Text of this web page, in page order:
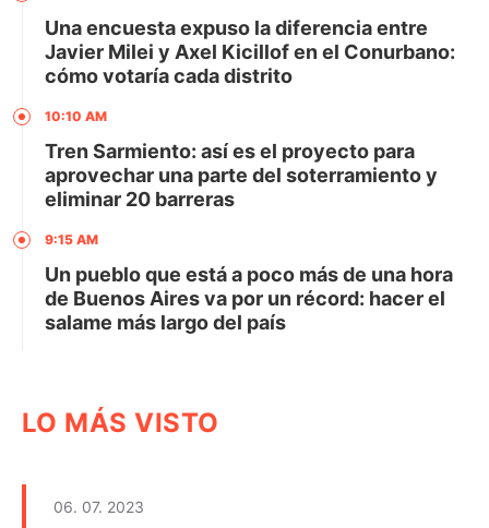
Una encuesta expuso la diferencia entre
Javier Milei y Axel Kicillof en el Conurbano:
cómo votaría cada distrito
10:10 AM
Tren Sarmiento: así es el proyecto para
aprovechar una parte del soterramiento y
eliminar 20 barreras
9:15 AM
Un pueblo que está a poco más de una hora
de Buenos Aires va por un récord: hacer el
salame más largo del país
LO MÁS VISTO
06. 07. 2023